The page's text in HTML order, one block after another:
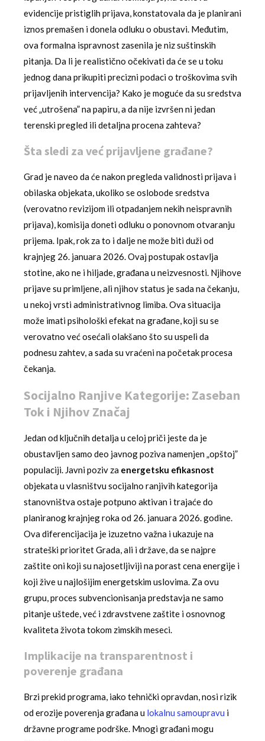
evidencije pristiglih prijava, konstatovala da je planirani
iznos premašen i donela odluku o obustavi. Međutim,
ova formalna ispravnost zasenila je niz suštinskih
pitanja. Da li je realistično očekivati da će se u toku
jednog dana prikupiti precizni podaci o troškovima svih
prijavljenih intervencija? Kako je moguće da su sredstva
već „utrošena” na papiru, a da nije izvršen ni jedan
terenski pregled ili detaljna procena zahteva?
Šta sledi za već prijavljene građane?
Grad je naveo da će nakon pregleda validnosti prijava i
obilaska objekata, ukoliko se oslobode sredstva
(verovatno revizijom ili otpadanjem nekih neispravnih
prijava), komisija doneti odluku o ponovnom otvaranju
prijema. Ipak, rok za to i dalje ne može biti duži od
krajnjeg 26. januara 2026. Ovaj postupak ostavlja
stotine, ako ne i hiljade, građana u neizvesnosti. Njihove
prijave su primljene, ali njihov status je sada na čekanju,
u nekoj vrsti administrativnog limiba. Ova situacija
može imati psihološki efekat na građane, koji su se
verovatno već osećali olakšano što su uspeli da
podnesu zahtev, a sada su vraćeni na početak procesa
čekanja.
Socijalno Ranjive Kategorije: Zaseban
Tok i Njihov Značaj
Jedan od ključnih detalja u celoj priči jeste da je
obustavljen samo deo javnog poziva namenjen „opštoj”
populaciji. Javni poziv za energetsku efikasnost
objekata u vlasništvu socijalno ranjivih kategorija
stanovništva ostaje potpuno aktivan i trajaće do
planiranog krajnjeg roka od 26. januara 2026. godine.
Ova diferencijacija je izuzetno važna i ukazuje na
strateški prioritet Grada, ali i države, da se najpre
zaštite oni koji su najosetljiviji na porast cena energije i
koji žive u najlošijim energetskim uslovima. Za ovu
grupu, proces subvencionisanja predstavja ne samo
pitanje uštede, već i zdravstvene zaštite i osnovnog
kvaliteta života tokom zimskih meseci.
Implikacije na transparentnost i
poverenje građana
Brzi prekid programa, iako tehnički opravdan, nosi rizik
od erozije poverenja građana u lokalnu samoupravu i
državne programe podrške. Mnogi građani mogu